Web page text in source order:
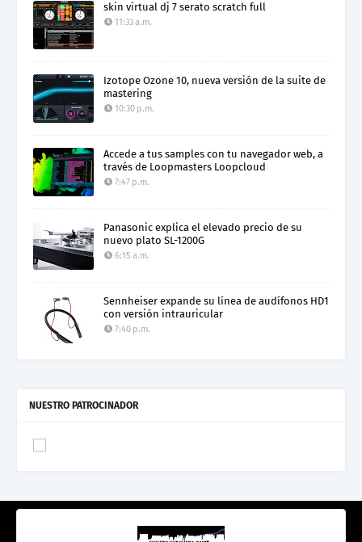
skin virtual dj 7 serato scratch full
11:33 a.m.
Izotope Ozone 10, nueva versión de la suite de
mastering
10:30 p.m.
Accede a tus samples con tu navegador web, a
través de Loopmasters Loopcloud
7:47 p.m.
Panasonic explica el elevado precio de su
nuevo plato SL-1200G
6:15 a.m.
Sennheiser expande su línea de audífonos HD1
con versión intrauricular
7:40 p.m.
NUESTRO PATROCINADOR